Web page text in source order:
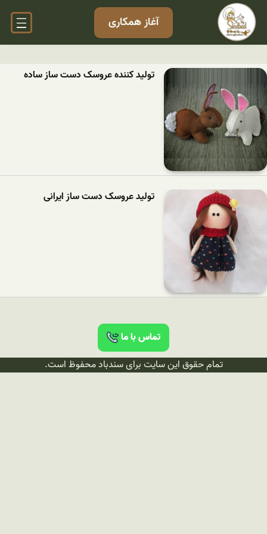
آغاز همکاری
تولید کننده عروسک دست ساز ساده
تولید عروسک دست ساز ایرانی
تماس با ما
تمام حقوق این سایت برای سندباد محفوظ است.